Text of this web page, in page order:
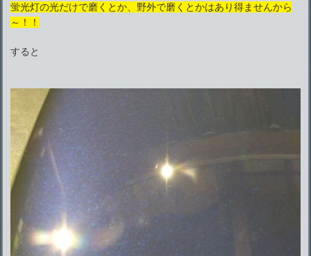
蛍光灯の光だけで磨くとか、野外で磨くとかはあり得ませんから
～！！
すると